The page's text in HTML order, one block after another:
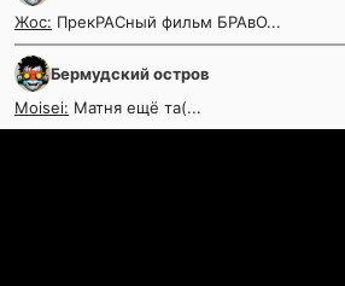
Жос: ПрекРАСный фильм БРАвО...
Бермудский остров
Moisei: Матня ещё та(...